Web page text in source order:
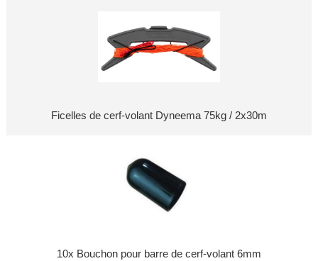
Ficelles de cerf-volant Dyneema 75kg / 2x30m
10x Bouchon pour barre de cerf-volant 6mm